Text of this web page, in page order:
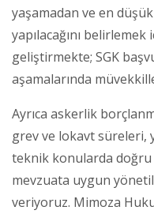
yaşamadan ve en
yapılacağını
geliştirmekte; SGK
aşamalarında
Ayrıca askerlik
grev ve lokavt süreleri,
teknik konularda doğru
mevzuata uygun
veriyoruz. Mimoza